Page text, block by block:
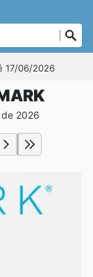
17/06/2026
2026